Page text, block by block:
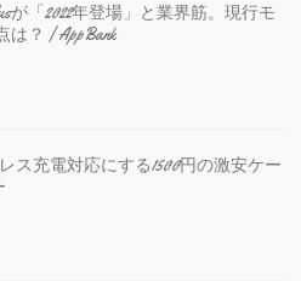
が「2022年登場」と業界筋。現行モ
？ | AppBank
ス充電対応にする1500円の激安ケー